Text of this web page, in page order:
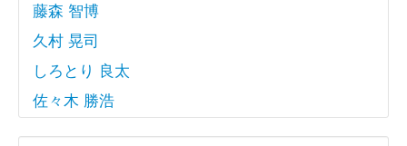
藤森 智博
久村 晃司
しろとり 良太
佐々木 勝浩